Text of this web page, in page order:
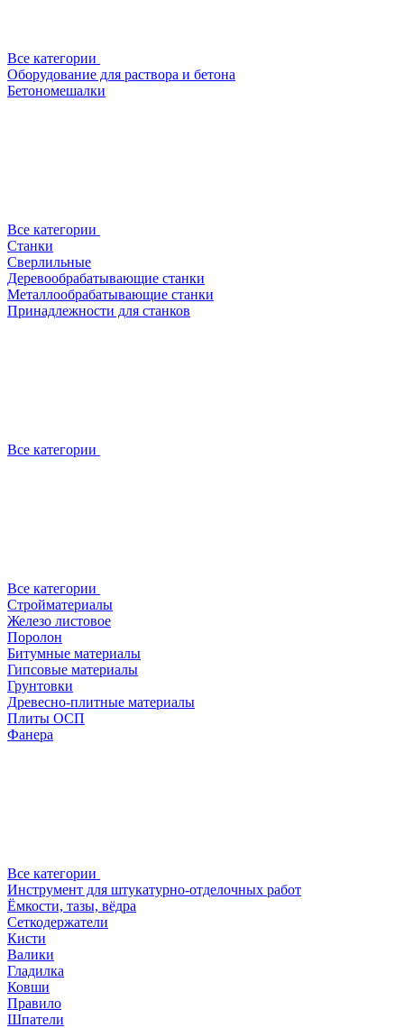
Все категории
Оборудование для раствора и бетона
Бетономешалки
Все категории
Станки
Сверлильные
Деревообрабатывающие станки
Металлообрабатывающие станки
Принадлежности для станков
Все категории
Все категории
Стройматериалы
Железо листовое
Поролон
Битумные материалы
Гипсовые материалы
Грунтовки
Древесно-плитные материалы
Плиты ОСП
Фанера
Все категории
Инструмент для штукатурно-отделочных работ
Ёмкости, тазы, вёдра
Сеткодержатели
Кисти
Валики
Гладилка
Ковши
Правило
Шпатели